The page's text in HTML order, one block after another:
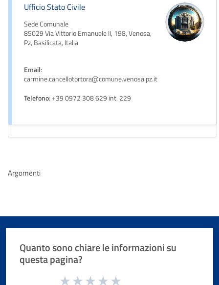
Ufficio Stato Civile
Sede Comunale
85029 Via Vittorio Emanuele II, 198, Venosa,
Pz, Basilicata, Italia
Email:
carmine.cancellotortora@comune.venosa.pz.it
Telefono: +39 0972 308 629 int. 229
Argomenti
Quanto sono chiare le informazioni su
questa pagina?
Valuta da 1 a 5 stelle la pagina